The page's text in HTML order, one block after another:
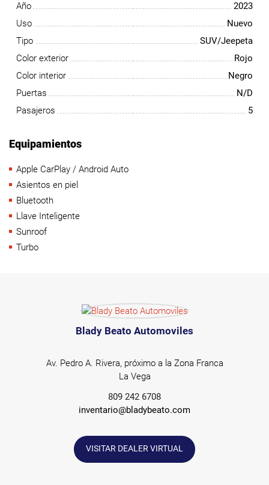
Año
2023
Uso
Nuevo
Tipo
SUV/Jeepeta
Color exterior
Rojo
Color interior
Negro
Puertas
N/D
Pasajeros
5
Equipamientos
Apple CarPlay / Android Auto
Asientos en piel
Bluetooth
Llave Inteligente
Sunroof
Turbo
Blady Beato Automoviles
Av. Pedro A. Rivera, próximo a la Zona Franca
La Vega
809 242 6708
inventario@bladybeato.com
VISITAR DEALER VIRTUAL